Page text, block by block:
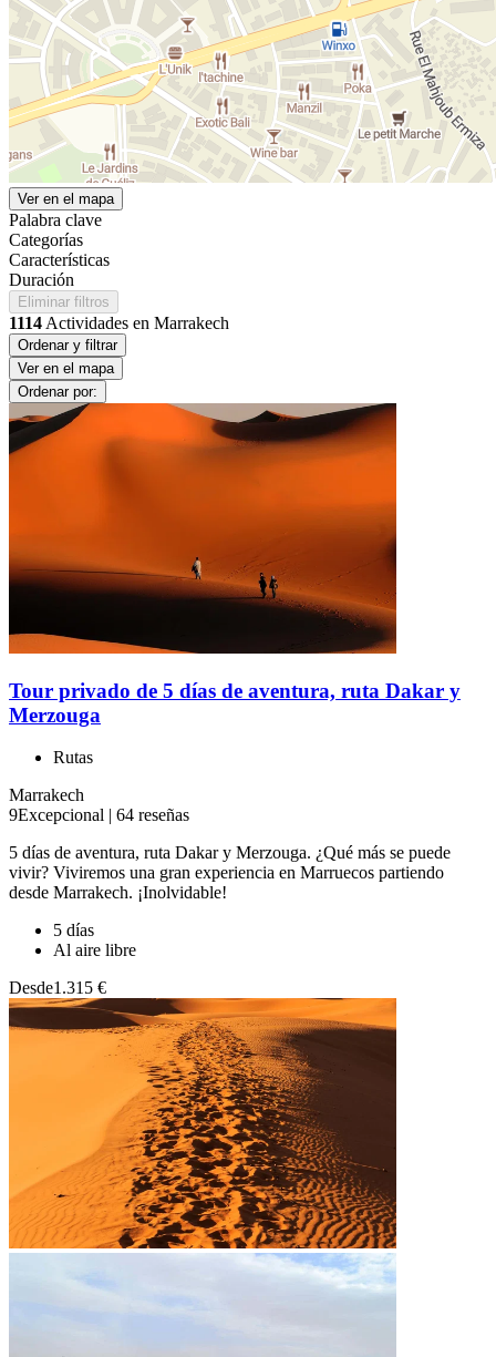
Ver en el mapa
Palabra clave
Categorías
Características
Duración
Eliminar filtros
1114 Actividades en Marrakech
Ordenar y filtrar
Ver en el mapa
Ordenar por:
Tour privado de 5 días de aventura, ruta Dakar y
Merzouga
Rutas
Marrakech
9Excepcional | 64 reseñas
5 días de aventura, ruta Dakar y Merzouga. ¿Qué más se puede
vivir? Viviremos una gran experiencia en Marruecos partiendo
desde Marrakech. ¡Inolvidable!
5 días
Al aire libre
Desde1.315 €